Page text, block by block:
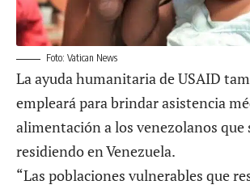
Foto: Vatican News
La ayuda humanitaria de USAID
empleará para brindar asistencia
alimentación a los venezolanos que
residiendo en Venezuela.
“Las poblaciones vulnerables que